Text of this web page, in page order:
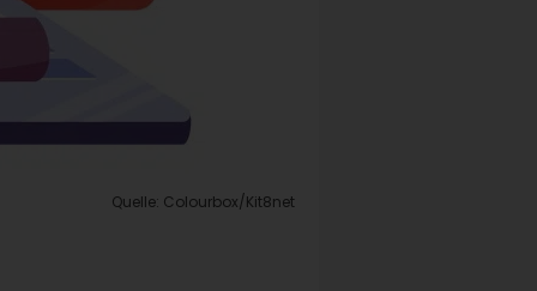
Quelle: Colourbox/Kit8net